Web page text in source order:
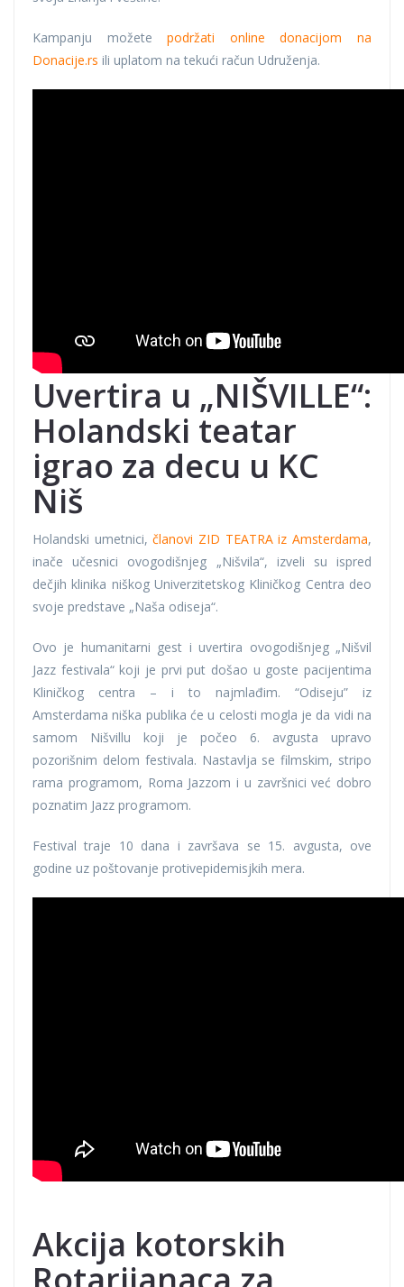
Kampanju možetepodržati online donacijom na
Donacije.rs ili uplatom na tekući račun Udruženja.
Uvertira u „NIŠVILLE“:
Holandski teatar
igrao za decu u KC
Niš
Holandski umetnici,članovi ZID TEATRA iz Amsterdama,
inače učesnici ovogodišnjeg „Nišvila“, izveli su ispred
dečjih klinika niškog Univerzitetskog Kliničkog Centra deo
svoje predstave „Naša odiseja“.
Ovo je humanitarni gest i uvertira ovogodišnjeg „Nišvil
Jazz festivala“ koji je prvi put došao u goste pacijentima
Kliničkog centra – i to najmlađim. “Odiseju” iz
Amsterdama niška publika će u celosti mogla je da vidi na
samom Nišvillu koji je počeo 6. avgusta upravo
pozorišnim delom festivala. Nastavlja se filmskim, stripo
rama programom, Roma Jazzom i u završnici već dobro
poznatim Jazz programom.
Festival traje 10 dana i završava se 15. avgusta, ove
godine uz poštovanje protivepidemisjkih mera.
Akcija kotorskih